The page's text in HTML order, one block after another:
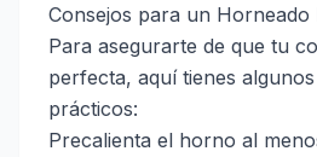
Consejos para un Horneado
Para asegurarte de que tu
perfecta, aquí tienes
prácticos:
Precalienta el horno al